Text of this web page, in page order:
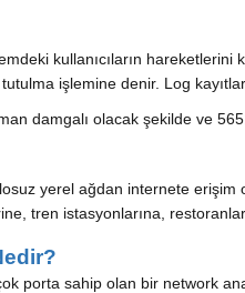
kullanıcıların
işlemine denir. Log
damgalı olacak şekilde ve
yerel ağdan internete erişim
tren istasyonlarına,
porta sahip olan bir network